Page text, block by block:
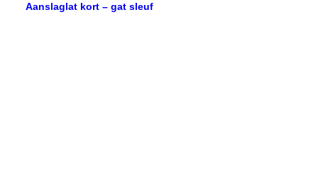
Aanslaglat kort – gat sleuf